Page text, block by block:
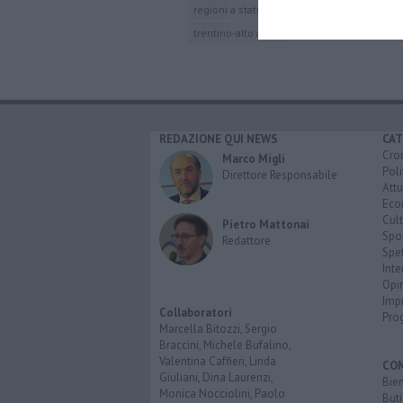
regioni a statuto ordinario
trentino-alto adige
REDAZIONE QUI NEWS
Marco Migli
Direttore Responsabile
Pietro Mattonai
Redattore
Collaboratori
Marcella Bitozzi, Sergio
Braccini, Michele Bufalino,
Valentina Caffieri, Linda
Giuliani, Dina Laurenzi,
Monica Nocciolini, Paolo
Buti